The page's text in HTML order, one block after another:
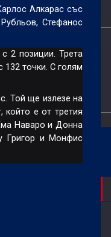
Алкарас със
Стефанос
2 позиции. Трета
точки. С голям
Той ще излезе на
е от третия
Наваро и Донна
Григор и Монфис